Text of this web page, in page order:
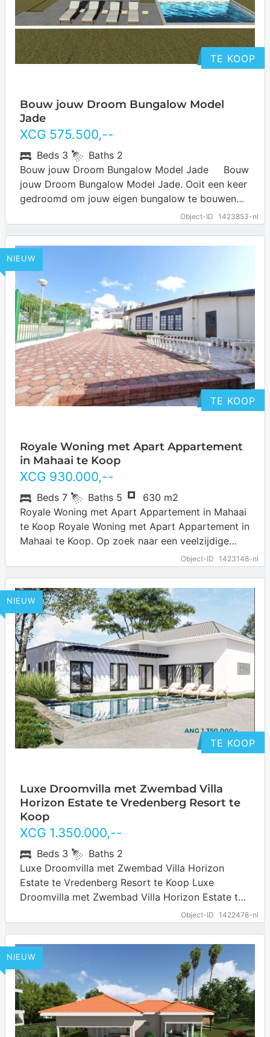
TE KOOP
Bouw jouw Droom Bungalow Model
Jade
XCG 575.500,--
Object-ID 1423853-nl
Beds 3 Baths 2
Bouw jouw Droom Bungalow Model Jade Bouw
jouw Droom Bungalow Model Jade. Ooit een keer
gedroomd om jouw eigen bungalow te bouwen
NIEUW
TE KOOP
Royale Woning met Apart Appartement
in Mahaai te Koop
XCG 930.000,--
Object-ID 1423148-nl
Beds 7 Baths 5
630 m2
Royale Woning met Apart Appartement in Mahaai
te Koop Royale Woning met Apart Appartement in
Mahaai te Koop. Op zoek naar een veelzijdige
… more
NIEUW
TE KOOP
Luxe Droomvilla met Zwembad Villa
Horizon Estate te Vredenberg Resort te
Koop
XCG 1.350.000,--
Object-ID 1422478-nl
Beds 3 Baths 2
Luxe Droomvilla met Zwembad Villa Horizon
Estate te Vredenberg Resort te Koop Luxe
Droomvilla met Zwembad Villa Horizon Estate te
Vredenberg Resort te Koop. Op zoek naar
comfortabel…… more
NIEUW